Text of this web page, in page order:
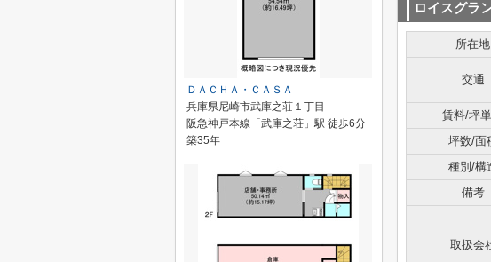
ロイスグラ
所在地
交通
賃料/坪
坪数/面
種別/構
備考
取扱会
ＤＡＣＨＡ・ＣＡＳＡ
兵庫県尼崎市武庫之荘１丁目
阪急神戸本線「武庫之荘」駅 徒歩6分
築35年